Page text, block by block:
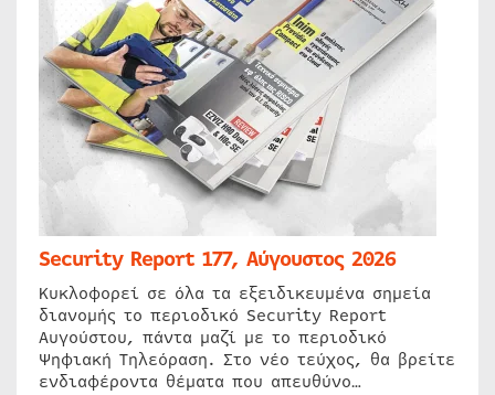
Security Report 177, Αύγουστος 2026
Κυκλοφορεί σε όλα τα εξειδικευμένα σημεία
διανομής το περιοδικό Security Report
Αυγούστου, πάντα μαζί με το περιοδικό
Ψηφιακή Τηλεόραση. Στο νέο τεύχος, θα βρείτε
ενδιαφέροντα θέματα που απευθύνο…